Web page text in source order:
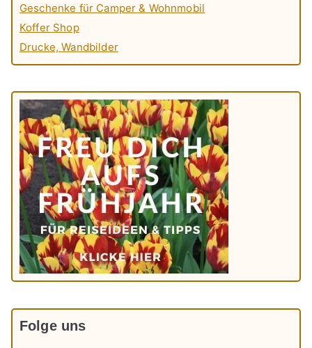
Geschenke für Camper & Wohnmobil
Koffer Shop
Drucke, Wandbilder
Folge uns